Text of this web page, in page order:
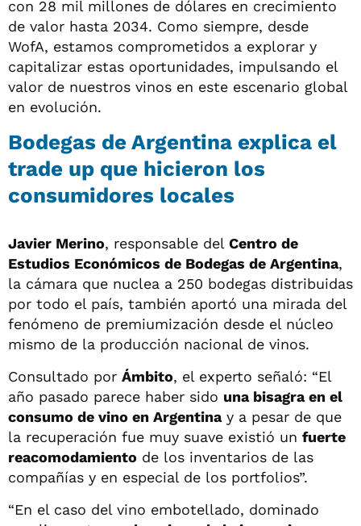
con 28 mil millones de dólares en crecimiento
de valor hasta 2034. Como siempre, desde
WofA, estamos comprometidos a explorar y
capitalizar estas oportunidades, impulsando el
valor de nuestros vinos en este escenario global
en evolución.
Bodegas de Argentina explica el
trade up que hicieron los
consumidores locales
Javier Merino, responsable del Centro de
Estudios Económicos de Bodegas de Argentina,
la cámara que nuclea a 250 bodegas distribuidas
por todo el país, también aportó una mirada del
fenómeno de premiumización desde el núcleo
mismo de la producción nacional de vinos.
Consultado por Ámbito, el experto señaló: “El
año pasado parece haber sido una bisagra en el
consumo de vino en Argentinay a pesar de que
la recuperación fue muy suave existió un fuerte
reacomodamiento de los inventarios de las
compañías y en especial de los portfolios”.
“En el caso del vino embotellado, dominado